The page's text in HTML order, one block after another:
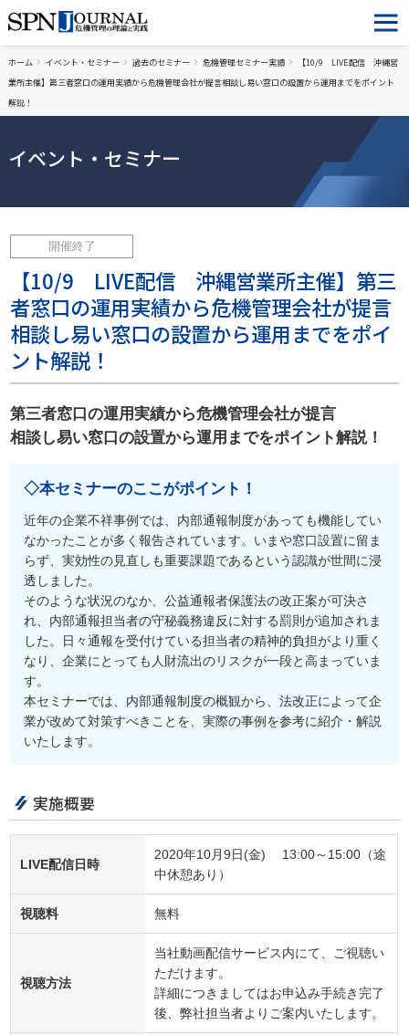
ホーム イベント・セミナー 過去のセミナー 危機管理セミナー実績
【10/9 LIVE配信 沖縄営
業所主催】第三者窓口の運用実績から危機管理会社が提言相談し易い窓口の設置から運用までをポイント
解説！
イベント・セミナー
開催終了
【10/9 LIVE配信 沖縄営業所主催】第三
者窓口の運用実績から危機管理会社が提言
相談し易い窓口の設置から運用までをポイ
ント解説！
第三者窓口の運用実績から危機管理会社が提言
相談し易い窓口の設置から運用までをポイント解説！
◇本セミナーのここがポイント！
近年の企業不祥事例では、内部通報制度があっても機能してい
なかったことが多く報告されています。いまや窓口設置に留ま
らず、実効性の見直しも重要課題であるという認識が世間に浸
透しました。
そのような状況のなか、公益通報者保護法の改正案が可決さ
れ、内部通報担当者の守秘義務違反に対する罰則が追加されま
した。日々通報を受付けている担当者の精神的負担がより重く
なり、企業にとっても人財流出のリスクが一段と高まっていま
す。
本セミナーでは、内部通報制度の概観から、法改正によって企
業が改めて対策すべきことを、実際の事例を参考に紹介・解説
いたします。
実施概要
LIVE配信日時
2020年10月9日(金) 13:00～15:00（途
中休憩あり）
視聴料 無料
視聴方法
当社動画配信サービス内にて、ご視聴い
ただけます。
詳細につきましてはお申込み手続き完了
後、弊社担当者よりご案内いたします。